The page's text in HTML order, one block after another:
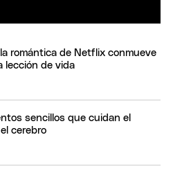
romántica de Netflix conmueve
lección de vida
sencillos que cuidan el
cerebro